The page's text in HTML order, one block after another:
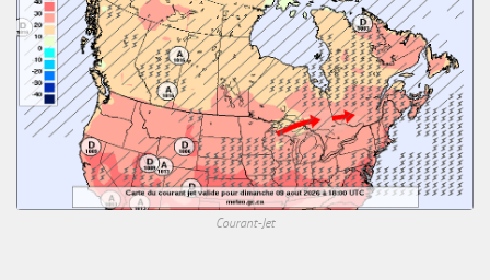
Courant-Jet